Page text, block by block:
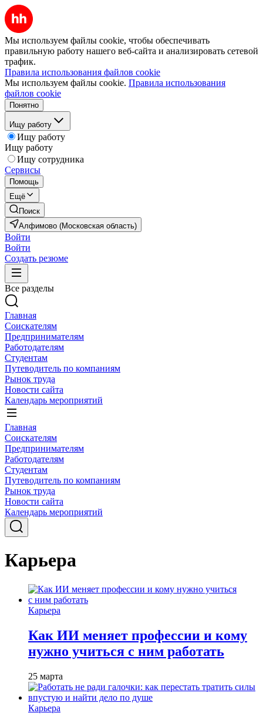
Мы используем файлы cookie, чтобы обеспечивать
правильную работу нашего веб-сайта и анализировать сетевой
трафик.
Правила использования файлов cookie
Мы используем файлы cookie. Правила использования
файлов cookie
Понятно
Ищу работу
Ищу работу
Ищу работу
Ищу сотрудника
Сервисы
Помощь
Ещё
Поиск
Алфимово (Московская область)
Войти
Войти
Создать резюме
Все разделы
Главная
Соискателям
Предпринимателям
Работодателям
Студентам
Путеводитель по компаниям
Рынок труда
Новости сайта
Календарь мероприятий
Главная
Соискателям
Предпринимателям
Работодателям
Студентам
Путеводитель по компаниям
Рынок труда
Новости сайта
Календарь мероприятий
Карьера
Карьера
Как ИИ меняет профессии и кому
нужно учиться с ним работать
25 марта
Карьера